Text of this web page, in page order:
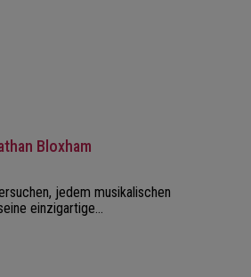
Bloxham
jedem musikalischen
einzigartige…